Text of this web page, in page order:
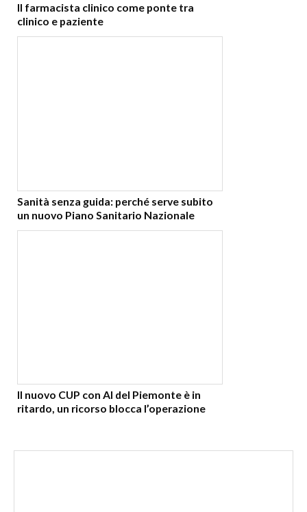
Il farmacista clinico come ponte tra
clinico e paziente
Sanità senza guida: perché serve subito
un nuovo Piano Sanitario Nazionale
Il nuovo CUP con AI del Piemonte è in
ritardo, un ricorso blocca l’operazione